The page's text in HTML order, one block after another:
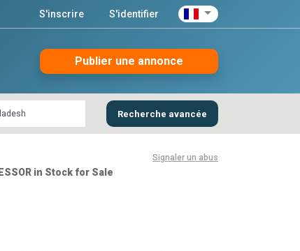
S'inscrire S'identifier
Publier une annonce
Recherche avancée
Signaler un abus
in Stock for Sale